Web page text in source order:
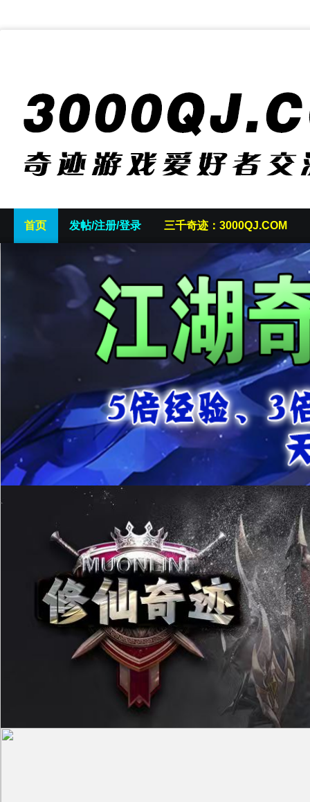
首页 发帖/注册/登录 三千奇迹：3000QJ.COM